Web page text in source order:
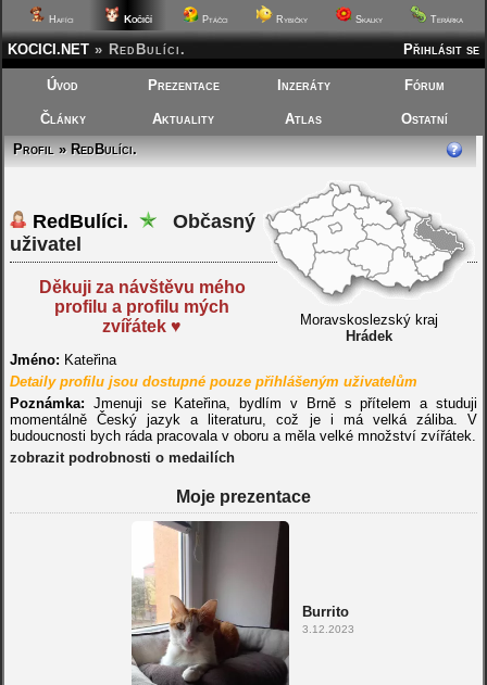
Hafíci Kočičí Ptáčci Rybičky Skalky Terárka
Přihlásit se
KOCICI.NET » RedBulíci.
Úvod Prezentace Inzeráty Fórum
Články Aktuality Atlas
Ostatní
Profil » RedBulíci.
Moravskoslezský kraj
Hrádek
RedBulíci.
Občasný
uživatel
Děkuji za návštěvu mého
profilu a profilu mých
zvířátek ♥
Jméno: Kateřina
Detaily profilu jsou dostupné pouze přihlášeným uživatelům
Poznámka: Jmenuji se Kateřina, bydlím v Brně s přítelem a studuji
momentálně Český jazyk a literaturu, což je i má velká záliba. V
budoucnosti bych ráda pracovala v oboru a měla velké množství zvířátek.
zobrazit podrobnosti o medailích
Moje prezentace
Burrito
3.12.2023